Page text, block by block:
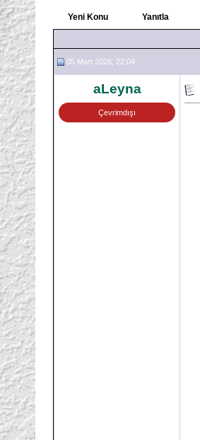
Yeni Konu Yanıtla
05 Mart 2026, 22:04
aLeyna
Çevrimdışı